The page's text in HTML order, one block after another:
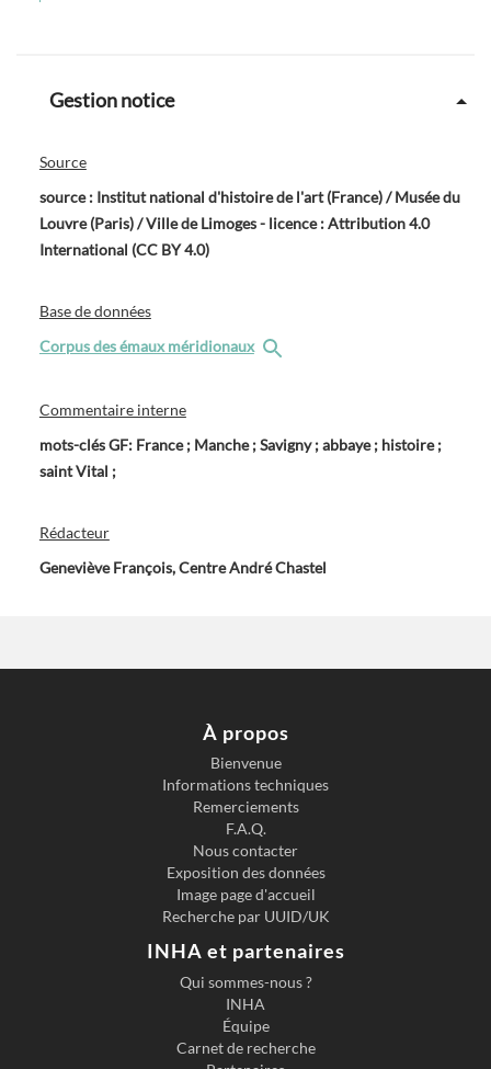
Gestion notice
Source
source : Institut national d'histoire de l'art (France) / Musée du
Louvre (Paris) / Ville de Limoges - licence : Attribution 4.0
International (CC BY 4.0)
Base de données
Corpus des émaux méridionaux
Commentaire interne
mots-clés GF: France ; Manche ; Savigny ; abbaye ; histoire ;
saint Vital ;
Rédacteur
Geneviève François, Centre André Chastel
À propos
Bienvenue
Informations techniques
Remerciements
F.A.Q.
Nous contacter
Exposition des données
Image page d'accueil
Recherche par UUID/UK
INHA et partenaires
Qui sommes-nous ?
INHA
Équipe
Carnet de recherche